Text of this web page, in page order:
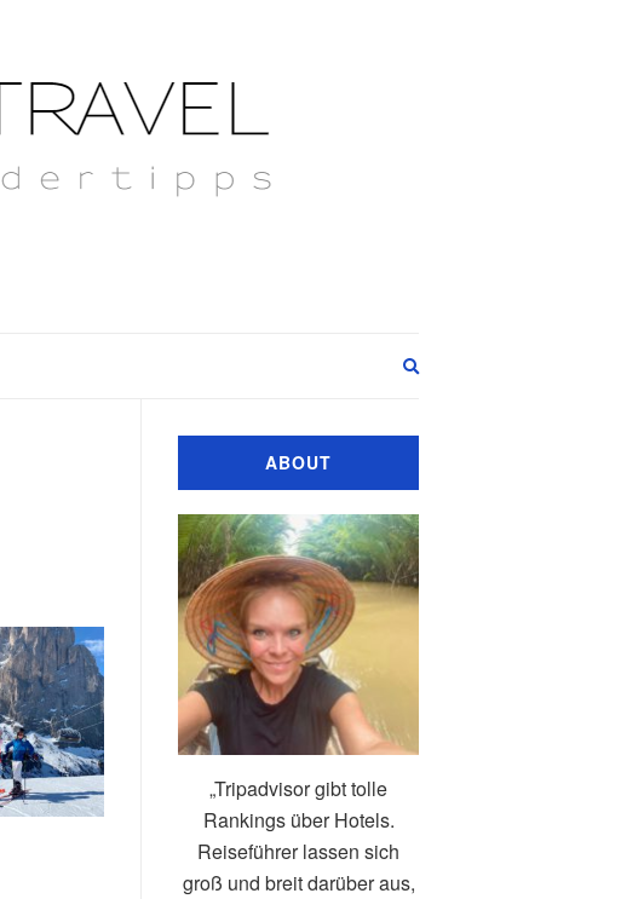
ABOUT
„Tripadvisor gibt tolle
Rankings über Hotels.
Reiseführer lassen sich
groß und breit darüber aus,